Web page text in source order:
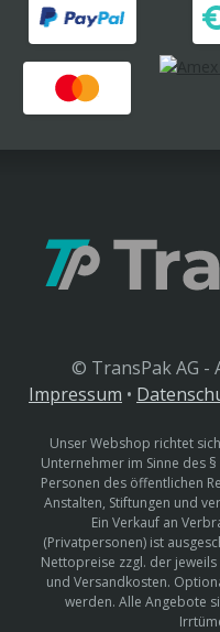
© TransPak AG -
Impressum •
Unser Webshop richtet
Unternehmer im Sinne des
Personen des öffentlichen
Anstalten, Stiftungen und
Ein Verkauf an
(Privatpersonen) ist
Nettopreise zzgl. der
und Versandkosten.
werden. Alle Angebote